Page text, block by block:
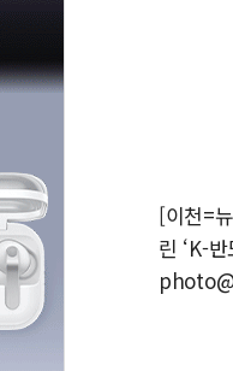
[이천=
린 ‘K-